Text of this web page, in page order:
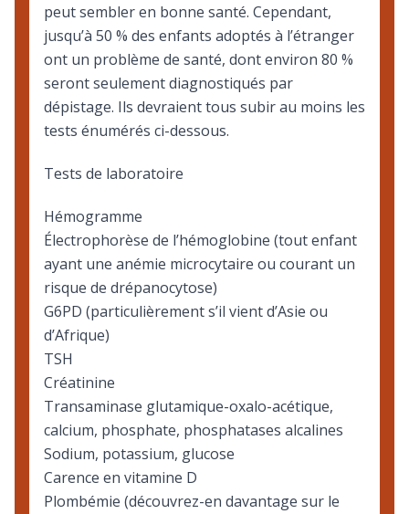
peut sembler en bonne santé. Cependant,
jusqu’à 50 % des enfants adoptés à l’étranger
ont un problème de santé, dont environ 80 %
seront seulement diagnostiqués par
dépistage. Ils devraient tous subir au moins les
tests énumérés ci-dessous.
Tests de laboratoire
Hémogramme
Électrophorèse de l’hémoglobine (tout enfant
ayant une anémie microcytaire ou courant un
risque de drépanocytose)
G6PD (particulièrement s’il vient d’Asie ou
d’Afrique)
TSH
Créatinine
Transaminase glutamique-oxalo-acétique,
calcium, phosphate, phosphatases alcalines
Sodium, potassium, glucose
Carence en vitamine D
Plombémie (découvrez-en davantage sur le